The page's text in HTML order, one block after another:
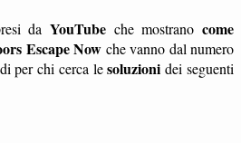
da YouTubeche mostranocome
Escape Now che vanno dal numero
per chi cerca lesoluzioni dei seguenti